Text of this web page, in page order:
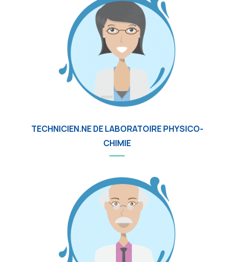
TECHNICIEN.NE DE LABORATOIRE PHYSICO-
CHIMIE